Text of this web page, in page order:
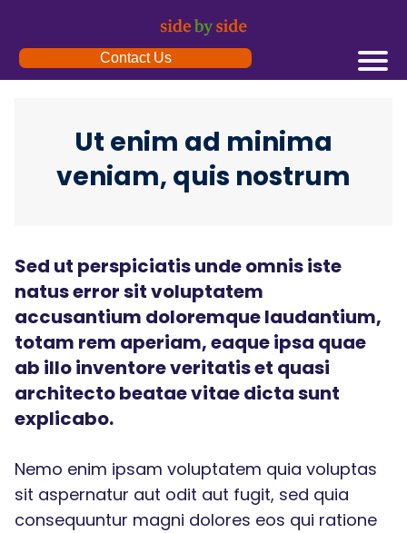
Contact Us
Ut enim ad minima
veniam, quis nostrum
Sed ut perspiciatis unde omnis iste
natus error sit voluptatem
accusantium doloremque laudantium,
totam rem aperiam, eaque ipsa quae
ab illo inventore veritatis et quasi
architecto beatae vitae dicta sunt
explicabo.
Nemo enim ipsam voluptatem quia voluptas
sit aspernatur aut odit aut fugit, sed quia
consequuntur magni dolores eos qui ratione